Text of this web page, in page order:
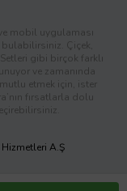
mobil uygulaması
Çiçek,
gibi birçok farklı
ve zamanında
etmek için, ister
fırsatlarla dolu
A.Ş